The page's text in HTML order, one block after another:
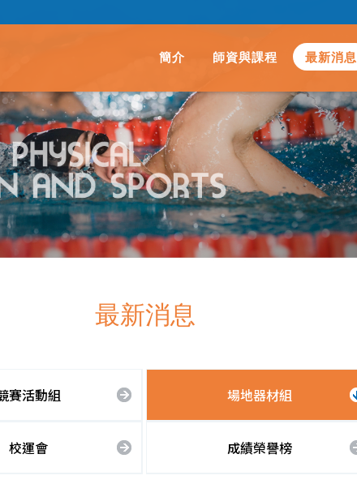
簡介 師資與課程 最新消息
最新消息
賽活動組 場地器材組
校運會 成績榮譽榜